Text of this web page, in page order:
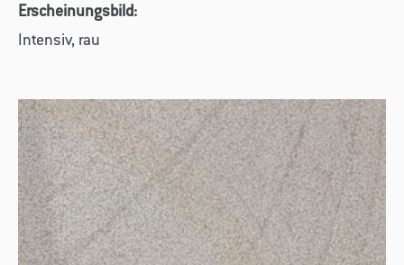
Erscheinungsbild:
Intensiv, rau